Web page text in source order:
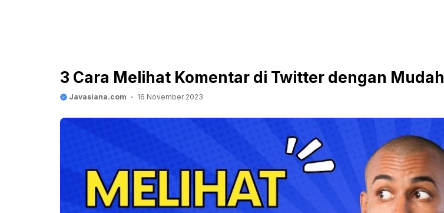
3 Cara Melihat Komentar di Twitter dengan Mudah
Javasiana.com 16 November 2023